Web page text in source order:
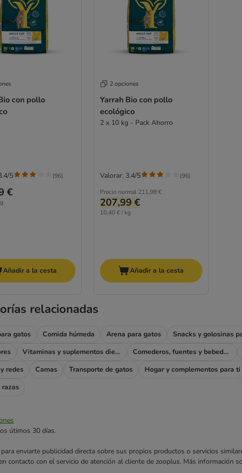
con pollo
€
5 (96)
Añadir a la cesta
2 opciones
Yarrah Bio con pollo
ecológico
2 x 10 kg - Pack Ahorro
Precio normal 211,98 €
207,99 €
10,40 € / kg
Valorar: 3.4/5 (96)
Añadir a la cesta
relacionadas
gatos Comida húmeda Arena para gatos Snacks y golosinas
Vitaminas y suplementos dietéticos Comederos, fuentes y bebederos
redes
Camas Transporte de gatos Hogar y complementos para ti
razas
útimos 30 días.
enviarte publicidad directa sobre sus propios productos o servicios
contacto con el servicio de atención al cliente de zooplus. Más información